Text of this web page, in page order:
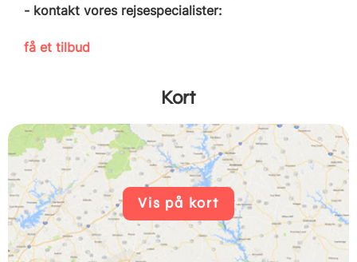
- kontakt vores rejsespecialister:
få et tilbud
Kort
Vis på kort